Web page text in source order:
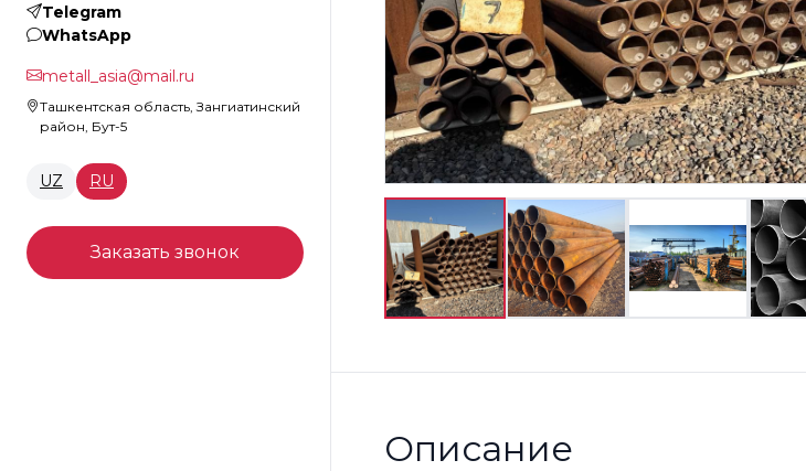
Telegram
WhatsApp
metall_asia@mail.ru
Ташкентская область, Зангиатинский
район, Бут-5
UZ RU
Заказать звонок
Описание